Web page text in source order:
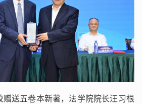
赠送五卷本新著，法学院院长汪习根